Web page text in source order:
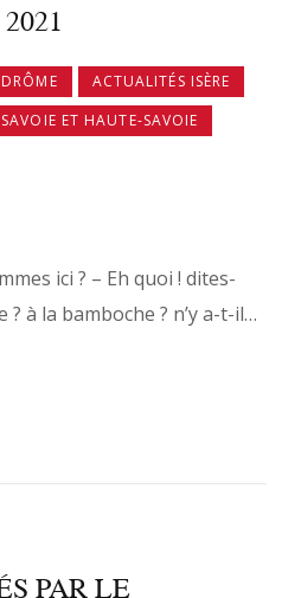
ACTUALITÉS ISÈRE
ET HAUTE-SAVOIE
ici ? – Eh quoi ! dites-
à la bamboche ? n’y a-t-il…
PAR LE